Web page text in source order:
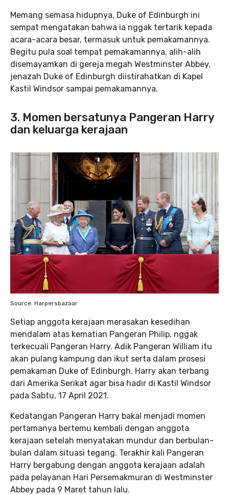
Memang semasa hidupnya, Duke of Edinburgh ini
sempat mengatakan bahwa ia nggak tertarik kepada
acara-acara besar, termasuk untuk pemakamannya.
Begitu pula soal tempat pemakamannya, alih-alih
disemayamkan di gereja megah Westminster Abbey,
jenazah Duke of Edinburgh diistirahatkan di Kapel
Kastil Windsor sampai pemakamannya.
3. Momen bersatunya Pangeran Harry
dan keluarga kerajaan
Source: Harpersbazaar
Setiap anggota kerajaan merasakan kesedihan
mendalam atas kematian Pangeran Philip, nggak
terkecuali Pangeran Harry. Adik Pangeran William itu
akan pulang kampung dan ikut serta dalam prosesi
pemakaman Duke of Edinburgh. Harry akan terbang
dari Amerika Serikat agar bisa hadir di Kastil Windsor
pada Sabtu, 17 April 2021.
Kedatangan Pangeran Harry bakal menjadi momen
pertamanya bertemu kembali dengan anggota
kerajaan setelah menyatakan mundur dan berbulan-
bulan dalam situasi tegang. Terakhir kali Pangeran
Harry bergabung dengan anggota kerajaan adalah
pada pelayanan Hari Persemakmuran di Westminster
Abbey pada 9 Maret tahun lalu.